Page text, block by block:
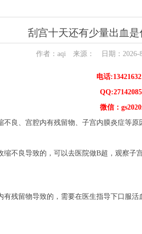
刮宫十天还有少量出血
作者：aqi 来源： 日期：2026-
电话
微信：
良、宫腔内有残留物、子宫内膜炎症等原
缩不良导致的，可以去医院做B超，观察
残留物导致的，需要在医生指导下口服